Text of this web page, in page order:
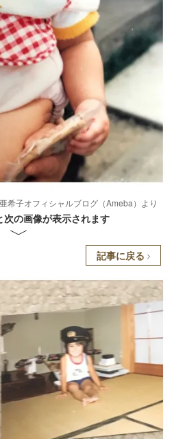
希子オフィシャルブログ（Ameba）より
次の画像が表示されます
記事に戻る